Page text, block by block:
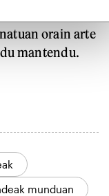
orain arte
mantendu.
munduan